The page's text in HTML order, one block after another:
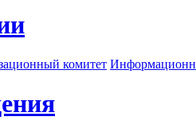
комитет